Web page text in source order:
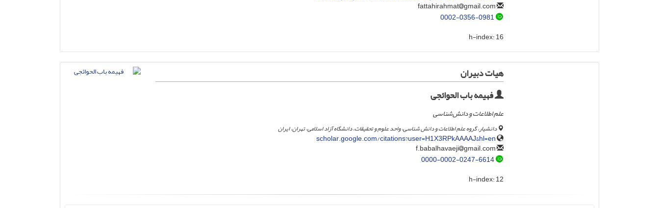
gmail.com
0002-0356-0981
h-index:16
هیات دبیران
فهیمه باب الحوائجی
علم اطلاعات و دانش‌شناسی
دانشیار، گروه علم اطلاعات و دانش شناسی، واحد علوم و تحقیقات، دانشگاه آزاد اسلامی، تهران، ایران
scholar.google.com/citations?user=H1X3RPkAAAAJ&hl=en
gmail.com
0000-0002-0247-6614
h-index:12